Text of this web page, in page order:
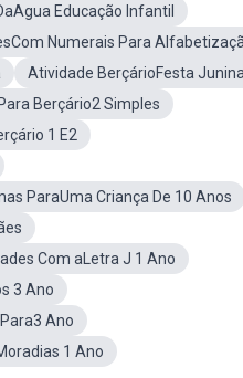
Educação Infantil
Numerais Para
Atividade BerçárioFesta Junina
Berçário2 Simples
1 E2
ParaUma Criança De 10 Anos
Com aLetra J 1 Ano
3 Ano
Ano
1 Ano